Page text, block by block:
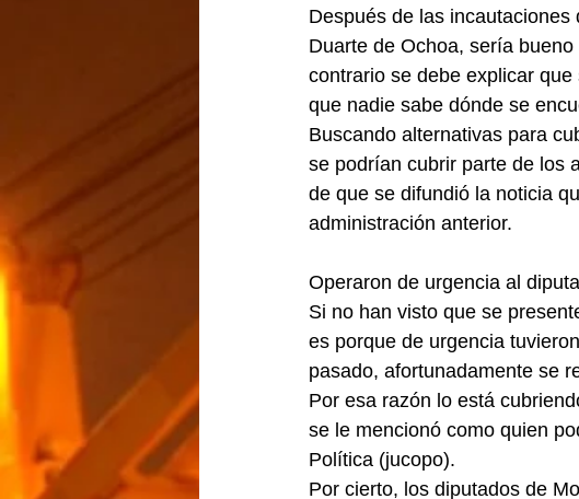
Después de las
Duarte de Ochoa, sería
contrario se debe explicar
que nadie sabe dónde se
Buscando alternativas para
se podrían cubrir parte de los
de que se difundió la noticia
administración anterior.
Operaron de urgencia al
Si no han visto que se
es porque de urgencia
pasado, afortunadamente se
Por esa razón lo está
se le mencionó como quien
Política (jucopo).
Por cierto, los diputados de